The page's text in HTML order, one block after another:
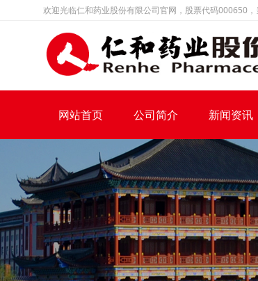
欢迎光临仁和药业股份有限公司官网，股票代码000650，
网站首页 公司简介 新闻资讯